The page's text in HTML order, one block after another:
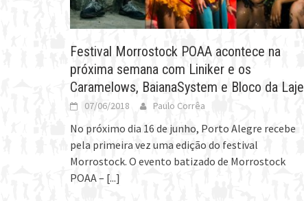
Festival Morrostock POAA acontece na
próxima semana com Liniker e os
Caramelows, BaianaSystem e Bloco da Laje
07/06/2018 Paulo Corrêa
No próximo dia 16 de junho, Porto Alegre recebe
pela primeira vez uma edição do festival
Morrostock. O evento batizado de Morrostock
POAA – [...]